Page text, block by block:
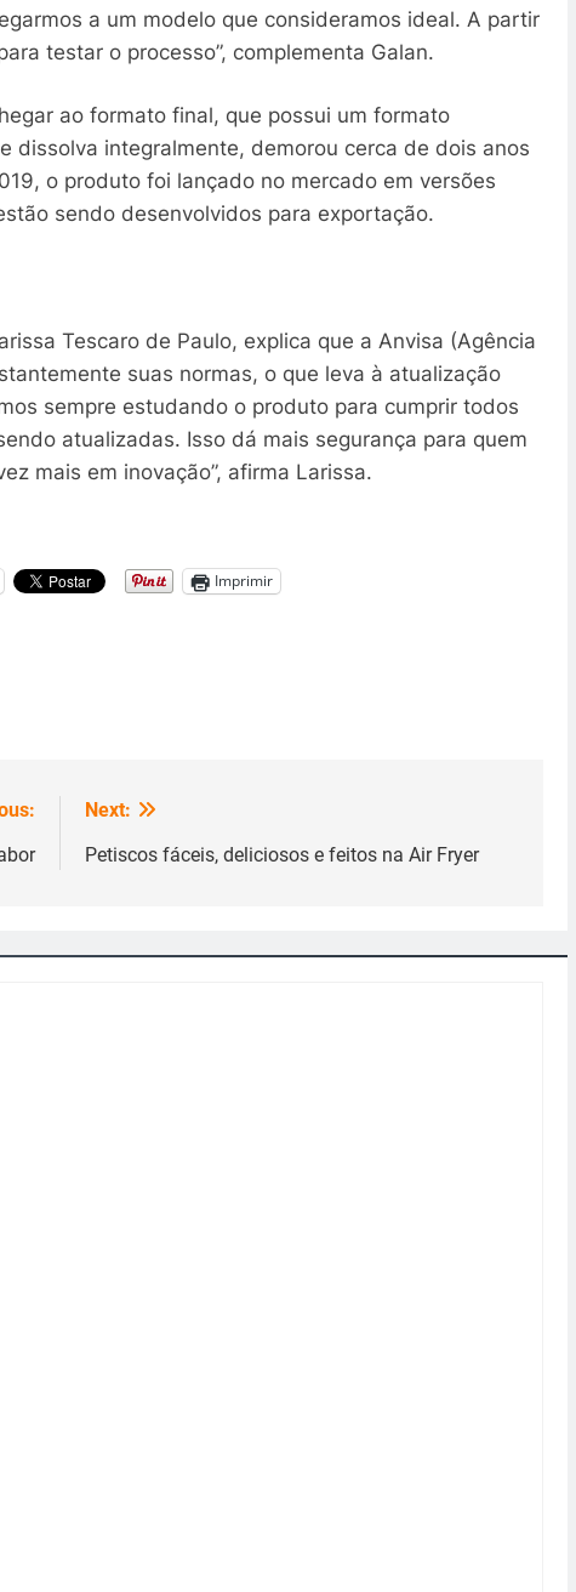
a um modelo que consideramos ideal. A partir
testar o processo”, complementa Galan.
ao formato final, que possui um formato
dissolva integralmente, demorou cerca de dois anos
o produto foi lançado no mercado em versões
sendo desenvolvidos para exportação.
Tescaro de Paulo, explica que a Anvisa (Agência
suas normas, o que leva à atualização
sempre estudando o produto para cumprir todos
atualizadas. Isso dá mais segurança para quem
mais em inovação”, afirma Larissa.
Imprimir
Next:
Petiscos fáceis, deliciosos e feitos na Air Fryer